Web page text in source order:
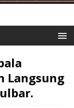
Langsung